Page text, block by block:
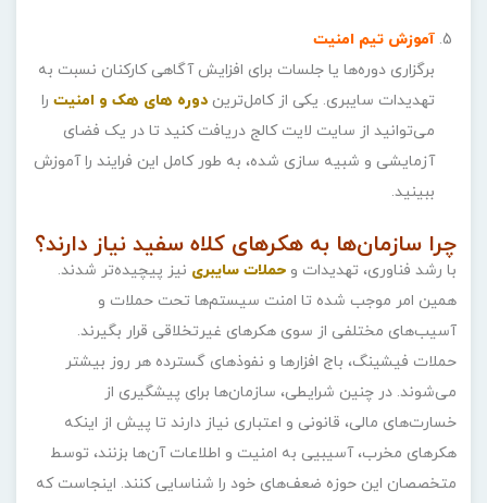
آموزش تیم امنیت
برگزاری دوره‌ها یا جلسات برای افزایش آگاهی کارکنان نسبت به
تهدیدات سایبری. یکی از کامل‌ترین دوره های هک و امنیترا
می‌توانید از سایت لایت کالج دریافت کنید تا در یک فضای
آزمایشی و شبیه سازی شده، به طور کامل این فرایند را آموزش
ببینید.
چرا سازمان‌ها به هکرهای کلاه سفید نیاز دارند؟
با رشد فناوری، تهدیدات و حملات سایبری نیز پیچیده‌تر شدند.
همین امر موجب شده تا امنت سیستم‌ها تحت حملات و
آسیب‌های مختلفی از سوی هکرهای غیرتخلاقی قرار بگیرند.
حملات فیشینگ، باج ‌افزارها و نفوذهای گسترده هر روز بیشتر
می‌شوند. در چنین شرایطی، سازمان‌ها برای پیشگیری از
خسارت‌های مالی، قانونی و اعتباری نیاز دارند تا پیش از اینکه
هکرهای مخرب، آسیبیی به امنیت و اطلاعات آن‌ها بزنند، توسط
متخصصان این حوزه ضعف‌های خود را شناسایی کنند. اینجاست که